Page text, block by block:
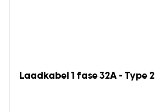
Laadkabel 1 fase 32A - Type 2